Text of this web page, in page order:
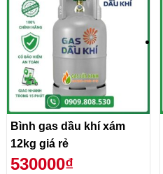
Bình gas dầu khí xám
12kg giá rẻ
530000₫